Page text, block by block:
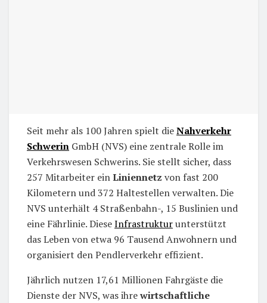
Seit mehr als 100 Jahren spielt dieNahverkehr
Schwerin GmbH (NVS) eine zentrale Rolle im
Verkehrswesen Schwerins. Sie stellt sicher, dass
257 Mitarbeiter einLiniennetz von fast 200
Kilometern und 372 Haltestellen verwalten. Die
NVS unterhält 4 Straßenbahn-, 15 Buslinien und
eine Fährlinie. DieseInfrastrukturunterstützt
das Leben von etwa 96 Tausend Anwohnern und
organisiert den Pendlerverkehr effizient.
Jährlich nutzen 17,61 Millionen Fahrgäste die
Dienste der NVS, was ihrewirtschaftliche